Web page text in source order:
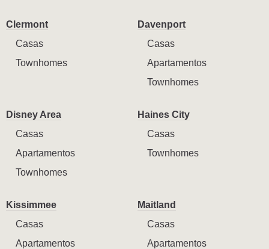
Clermont
Casas
Townhomes
Davenport
Casas
Apartamentos
Townhomes
Disney Area
Casas
Apartamentos
Townhomes
Haines City
Casas
Townhomes
Kissimmee
Casas
Apartamentos
Maitland
Casas
Apartamentos